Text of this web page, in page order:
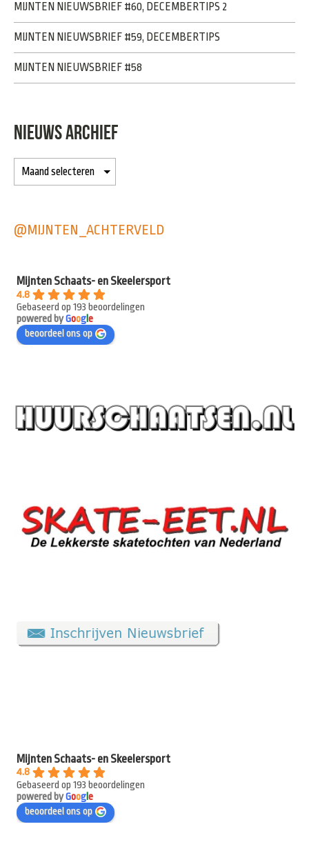
MIJNTEN NIEUWSBRIEF #60, DECEMBERTIPS 2
MIJNTEN NIEUWSBRIEF #59, DECEMBERTIPS
MIJNTEN NIEUWSBRIEF #58
NIEUWS ARCHIEF
@MIJNTEN_ACHTERVELD
Mijnten Schaats- en Skeelersport
4.8
Gebaseerd op 193 beoordelingen
powered byGooge
beoordeel ons op
Mijnten Schaats- en Skeelersport
4.8
Gebaseerd op 193 beoordelingen
powered byGooge
beoordeel ons op